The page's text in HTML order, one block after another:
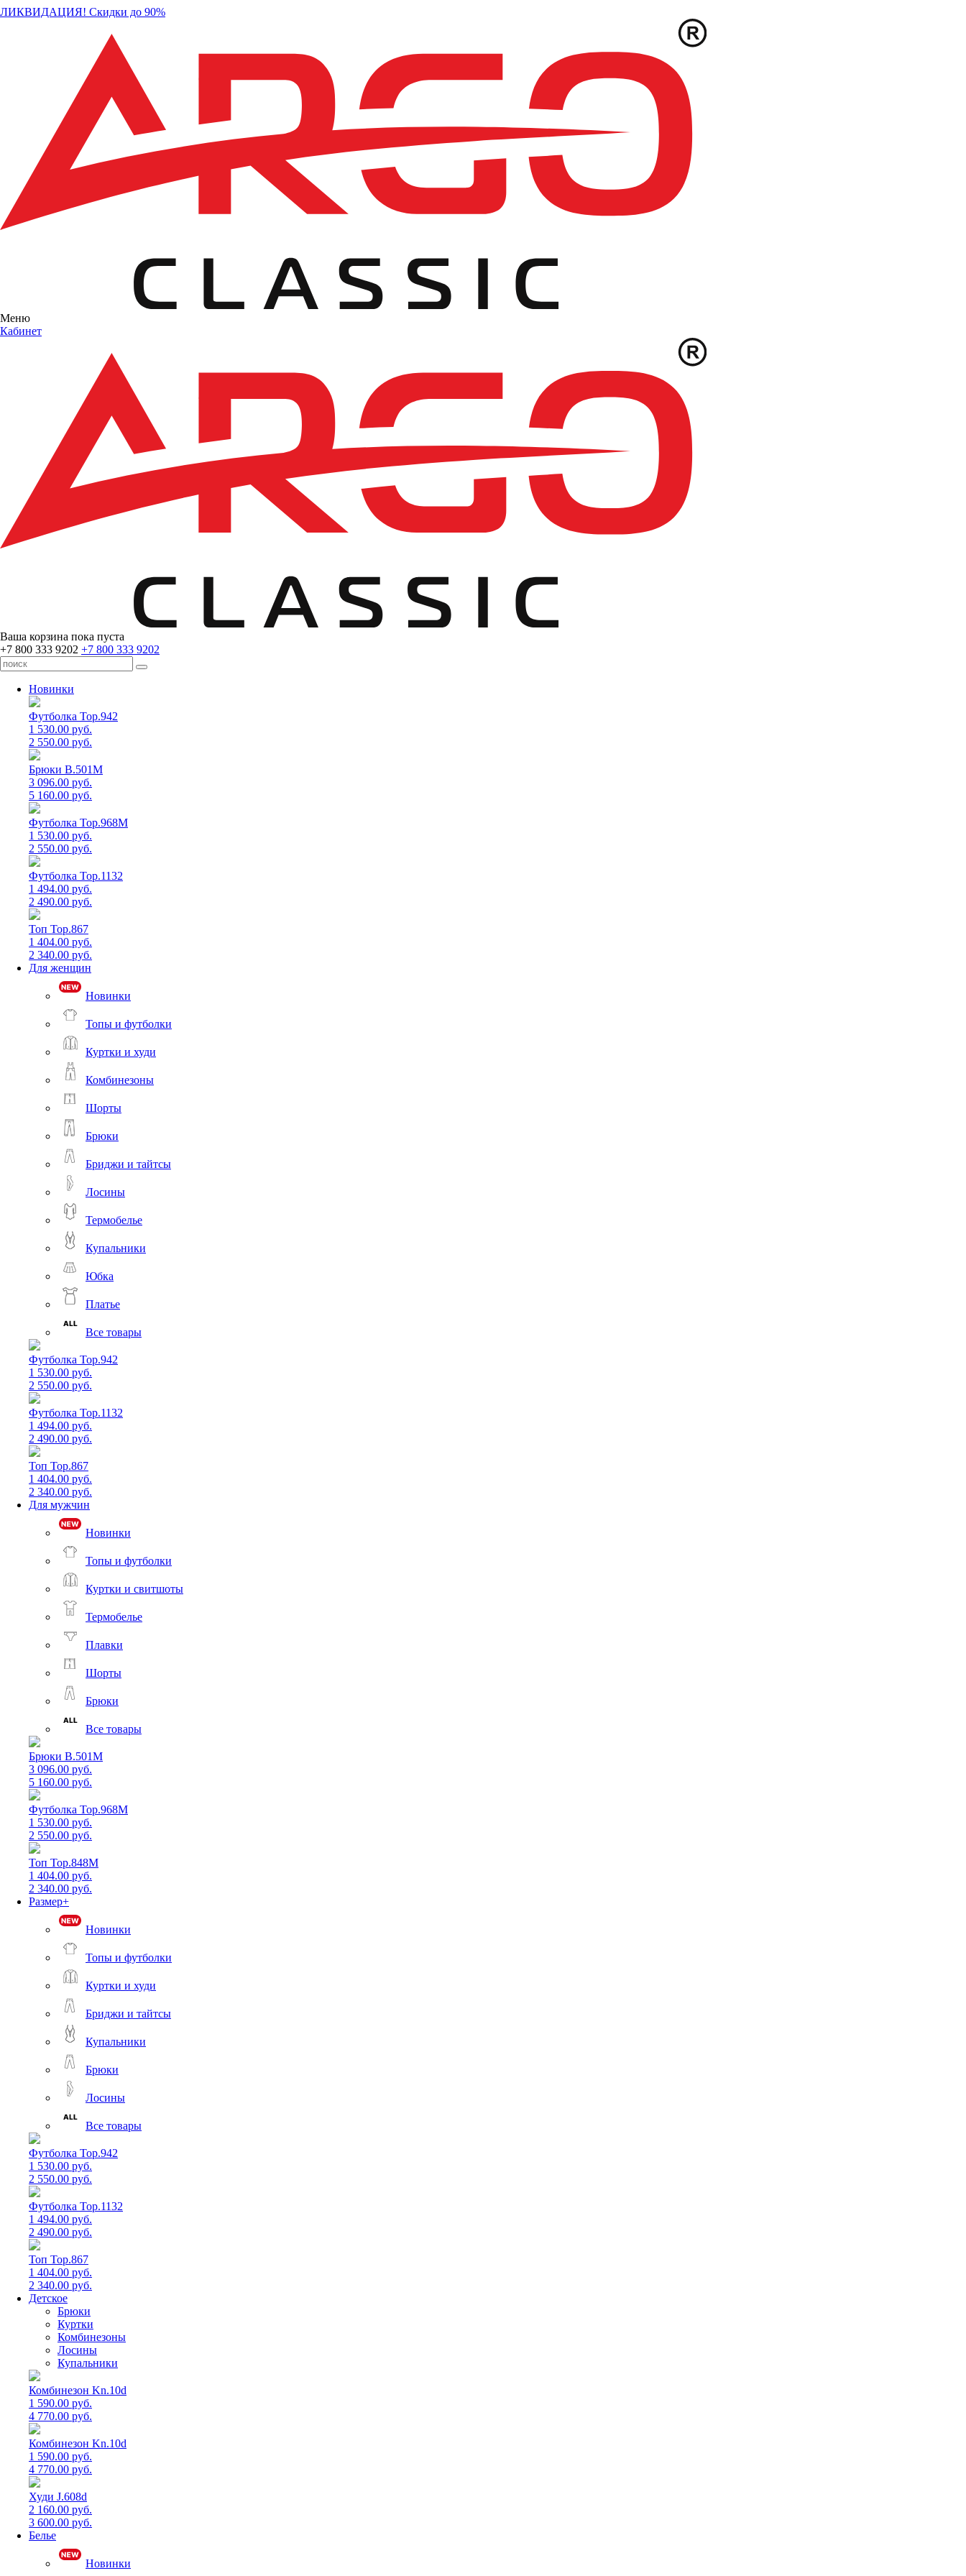
ЛИКВИДАЦИЯ! Скидки до 90%
Меню
Кабинет
Ваша корзина пока пуста
+7 800 333 9202 +7 800 333 9202
Новинки
Футболка Top.942
1 530.00 руб.
2 550.00 руб.
Брюки B.501M
3 096.00 руб.
5 160.00 руб.
Футболка Top.968M
1 530.00 руб.
2 550.00 руб.
Футболка Top.1132
1 494.00 руб.
2 490.00 руб.
Топ Top.867
1 404.00 руб.
2 340.00 руб.
Для женщин
Новинки
Топы и футболки
Куртки и худи
Комбинезоны
Шорты
Брюки
Бриджи и тайтсы
Лосины
Термобелье
Купальники
Юбка
Платье
Все товары
Футболка Top.942
1 530.00 руб.
2 550.00 руб.
Футболка Top.1132
1 494.00 руб.
2 490.00 руб.
Топ Top.867
1 404.00 руб.
2 340.00 руб.
Для мужчин
Новинки
Топы и футболки
Куртки и свитшоты
Термобелье
Плавки
Шорты
Брюки
Все товары
Брюки B.501M
3 096.00 руб.
5 160.00 руб.
Футболка Top.968M
1 530.00 руб.
2 550.00 руб.
Топ Top.848M
1 404.00 руб.
2 340.00 руб.
Размер+
Новинки
Топы и футболки
Куртки и худи
Бриджи и тайтсы
Купальники
Брюки
Лосины
Все товары
Футболка Top.942
1 530.00 руб.
2 550.00 руб.
Футболка Top.1132
1 494.00 руб.
2 490.00 руб.
Топ Top.867
1 404.00 руб.
2 340.00 руб.
Детское
Брюки
Куртки
Комбинезоны
Лосины
Купальники
Комбинезон Kn.10d
1 590.00 руб.
4 770.00 руб.
Комбинезон Kn.10d
1 590.00 руб.
4 770.00 руб.
Худи J.608d
2 160.00 руб.
3 600.00 руб.
Белье
Новинки